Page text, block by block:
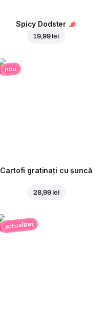
Spicy Dodster
19,99 lei
nou
Cartofi gratinați cu șuncă
28,99 lei
actualizat